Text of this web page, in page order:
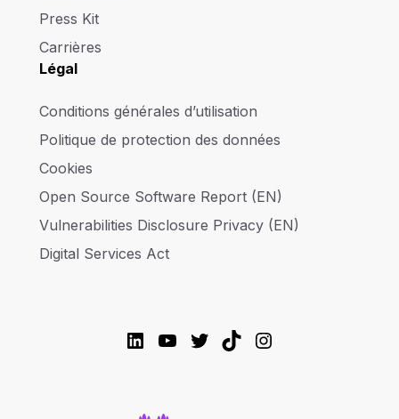
Press Kit
Carrières
Légal
Conditions générales d’utilisation
Politique de protection des données
Cookies
Open Source Software Report (EN)
Vulnerabilities Disclosure Privacy (EN)
Digital Services Act
LinkedIn
YouTube
Twitter
TikTokInstagram